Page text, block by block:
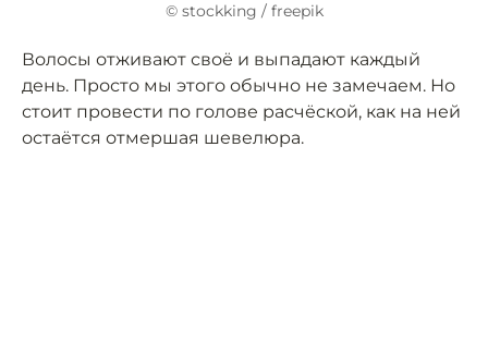
© stockking / freepik
Волосы отживают своё и выпадают каждый
день. Просто мы этого обычно не замечаем. Но
стоит провести по голове расчёской, как на ней
остаётся отмершая шевелюра.